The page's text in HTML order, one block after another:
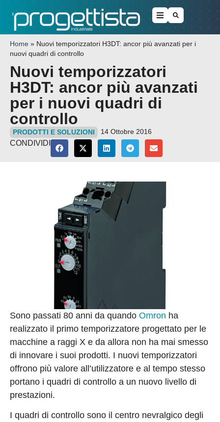
Home » Nuovi temporizzatori H3DT: ancor più avanzati per i
nuovi quadri di controllo
Nuovi temporizzatori
H3DT: ancor più avanzati
per i nuovi quadri di
controllo
PRODOTTI E SOLUZIONI 14 Ottobre 2016
CONDIVIDI
Sono passati 80 anni da quando Omron ha
realizzato il primo temporizzatore progettato per le
macchine a raggi X e da allora non ha mai smesso
di innovare i suoi prodotti. I nuovi temporizzatori
offrono più valore all’utilizzatore e al tempo stesso
portano i quadri di controllo a un nuovo livello di
prestazioni.
I quadri di controllo sono il centro nevralgico degli